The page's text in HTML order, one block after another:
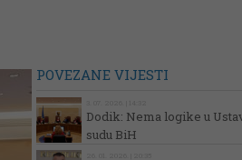
POVEZANE VIJESTI
Dodik: Nema logike u
sudu BiH